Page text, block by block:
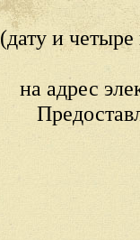
(дату и
на адрес